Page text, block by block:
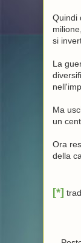
Quindi
si
La
Ma
un
Ora
della
[*]